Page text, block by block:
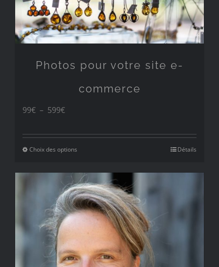
Photos pour votre site e-
commerce
99€ – 599€Plage
prix :
à
599€
Choix des options Détails